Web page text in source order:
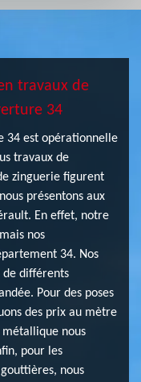
travaux de
34
34 est opérationnelle
travaux de
zinguerie figurent
présentons aux
En effet, notre
nos
34. Nos
de différents
Pour des poses
des prix au mètre
nous
pour les
nous